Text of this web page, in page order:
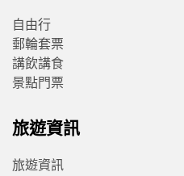
自由行
郵輪套票
講飲講食
景點門票
旅遊資訊
旅遊資訊